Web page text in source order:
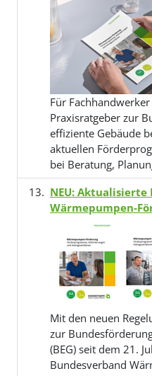
Für
Praxisratgeber zur
effiziente Gebäude
aktuellen
bei Beratung,
NEU:
Wärmepumpen-
Mit den neuen
zur
(BEG) seit dem 21.
Bundesverband